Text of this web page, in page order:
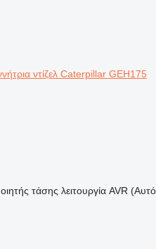
ντίζελ Caterpillar GEH175
τάσης λειτουργία AVR